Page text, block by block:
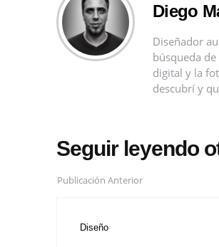
Diego
Diseñador
búsqueda
digital y la
descubrí y
Seguir leyendo
Publicación Anterior
Diseño